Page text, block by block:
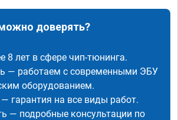
доверять?
8 лет в сфере чип-тюнинга.
— работаем с современными ЭБУ
оборудованием.
гарантия на все виды работ.
— подробные консультации по